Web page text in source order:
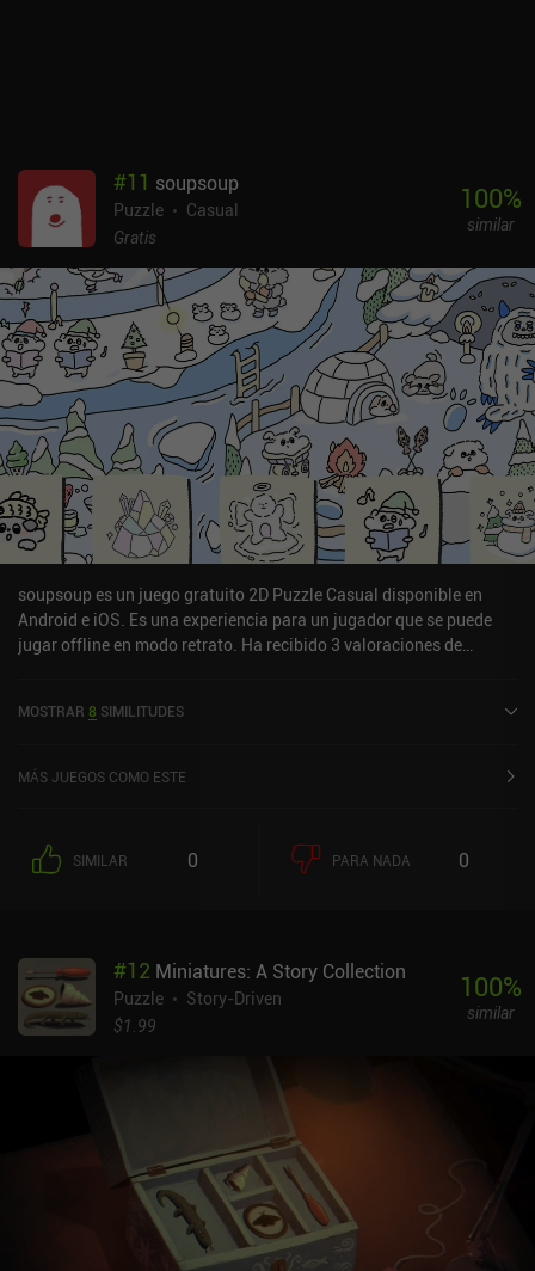
#11 soupsoup
Puzzle
Casual
Gratis
100%
similar
soupsoup es un juego gratuito 2D Puzzle Casual disponible en
Android e iOS. Es una experiencia para un jugador que se puede
jugar offline en modo retrato. Ha recibido 3 valoraciones de
Google Play y de 4,6 sobre 5,0 en la App Store de iOS.
MOSTRAR 8 SIMILITUDES
MÁS JUEGOS COMO ESTE
SIMILAR 0 PARA NADA 0
#12 Miniatures: A Story Collection
Puzzle
Story-Driven
$1.99
100%
similar